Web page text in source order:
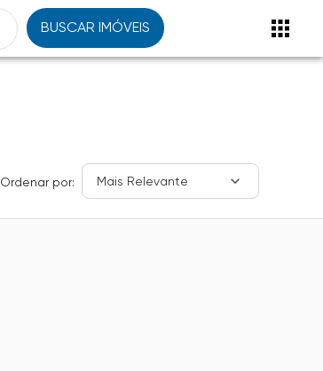
BUSCAR IMÓVEIS
Ordenar por: Mais Relevante